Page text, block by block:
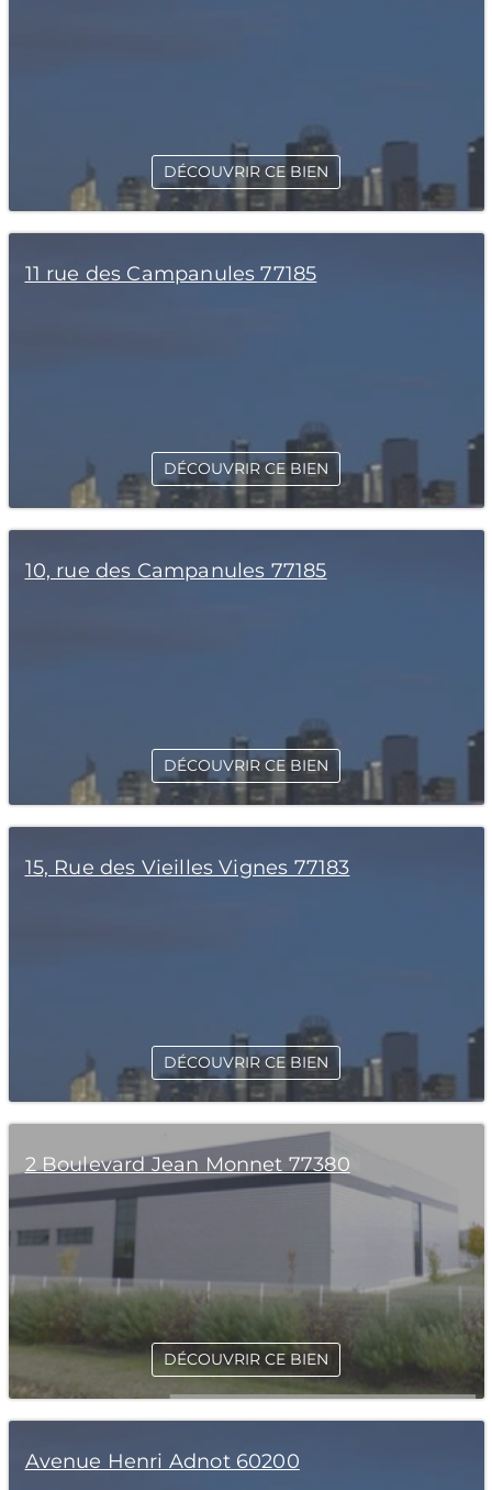
DÉCOUVRIR CE BIEN
11 rue des Campanules 77185
DÉCOUVRIR CE BIEN
10, rue des Campanules 77185
DÉCOUVRIR CE BIEN
15, Rue des Vieilles Vignes 77183
DÉCOUVRIR CE BIEN
2 Boulevard Jean Monnet 77380
DÉCOUVRIR CE BIEN
Avenue Henri Adnot 60200